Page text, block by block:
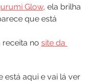
Glow, ela brilha
que está
receita no site da
está aqui e vai lá ver